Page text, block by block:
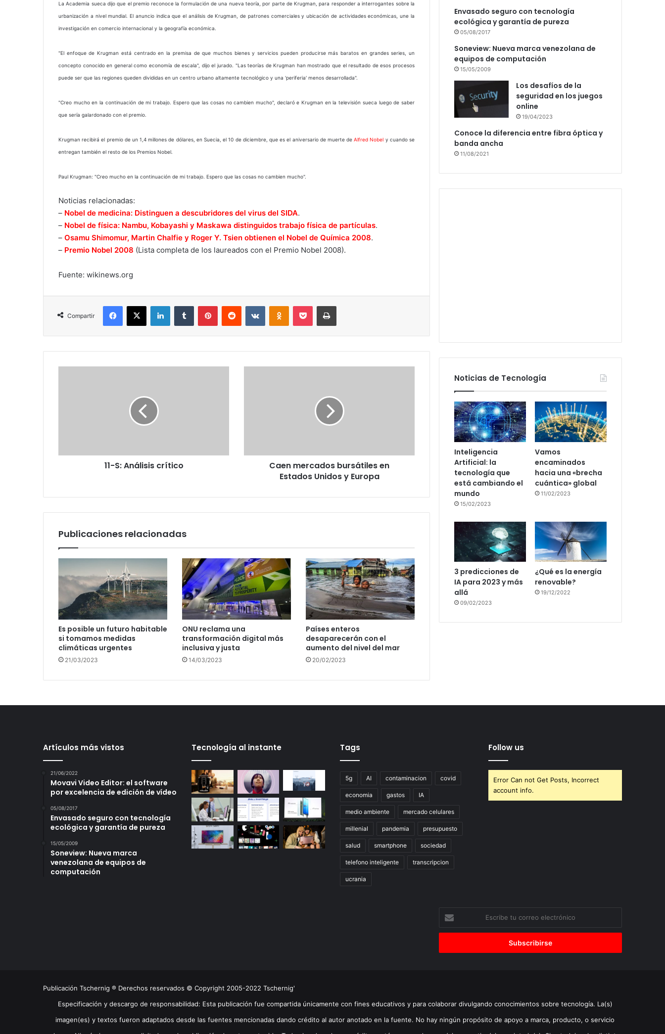
La Academia sueca dijo que el premio reconoce la formulación de una nueva teoría, por parte de Krugman, para responder a interrogantes sobre la
urbanización a nivel mundial. El anuncio indica que el análisis de Krugman, de patrones comerciales y ubicación de actividades económicas, une la
investigación en comercio internacional y la geografía económica.
"El enfoque de Krugman está centrado en la premisa de que muchos bienes y servicios pueden producirse más baratos en grandes series, un
concepto conocido en general como economía de escala", dijo el jurado. "Las teorías de Krugman han mostrado que el resultado de esos procesos
puede ser que las regiones queden divididas en un centro urbano altamente tecnológico y una 'periferia' menos desarrollada".
"Creo mucho en la continuación de mi trabajo. Espero que las cosas no cambien mucho", declaró e Krugman en la televisión sueca luego de saber
que sería galardonado con el premio.
Krugman recibirá el premio de un 1,4 millones de dólares, en Suecia, el 10 de diciembre, que es el aniversario de muerte deAlfred Nobel y cuando se
entregan también el resto de los Premios Nobel.
Paul Krugman: "Creo mucho en la continuación de mi trabajo. Espero que las cosas no cambien mucho".
Noticias relacionadas:
– Nobel de medicina: Distinguen a descubridores del virus del SIDA.
– Nobel de física: Nambu, Kobayashi y Maskawa distinguidos trabajo física de partículas.
– Osamu Shimomur, Martin Chalfie y Roger Y. Tsien obtienen el Nobel de Química 2008.
– Premio Nobel 2008 (Lista completa de los laureados con el Premio Nobel 2008).
Fuente: wikinews.org
Compartir
Facebook
X LinkedInTumblr PinterestReddit VKontakteOdnoklassniki
Pocket Imprimir
11-S: Análisis crítico
Caen mercados bursátiles en
Estados Unidos y Europa
Publicaciones relacionadas
Es posible un futuro habitable
si tomamos medidas
climáticas urgentes
21/03/2023
ONU reclama una
transformación digital más
inclusiva y justa
14/03/2023
Países enteros
desaparecerán con el
aumento del nivel del mar
20/02/2023
Envasado seguro con tecnología
ecológica y garantía de pureza
05/08/2017
Soneview: Nueva marca venezolana de
equipos de computación
15/05/2009
Los desafíos de la
seguridad en los juegos
online
19/04/2023
Conoce la diferencia entre fibra óptica y
banda ancha
11/08/2021
Noticias de Tecnología
Inteligencia
Artificial: la
tecnología que
está cambiando el
mundo
15/02/2023
Vamos
encaminados
hacia una «brecha
cuántica» global
11/02/2023
3 predicciones de
IA para 2023 y más
allá
09/02/2023
¿Qué es la energía
renovable?
19/12/2022
Artículos más vistos
21/06/2022
Movavi Video Editor: el software
por excelencia de edición de vídeo
05/08/2017
Envasado seguro con tecnología
ecológica y garantía de pureza
15/05/2009
Soneview: Nueva marca
venezolana de equipos de
computación
Tecnología al instante Tags
5g AI contaminacion covid
economia gastos IA
medio ambiente mercado celulares
millenial pandemia presupuesto
salud smartphone sociedad
telefono inteligente transcripcion
ucrania
Follow us
Error Can not Get Posts, Incorrect
account info.
correo
Publicación Tschernig ® Derechos reservados © Copyright 2005-2022 Tschernig'
Especificación y descargo de responsabilidad: Esta publicación fue compartida únicamente con fines educativos y para colaborar divulgando conocimientos sobre tecnología. La(s)
imagen(es) y textos fueron adaptados desde las fuentes mencionadas dando crédito al autor anotado en la fuente. No hay ningún propósito de apoyo a marca, producto, o servicio